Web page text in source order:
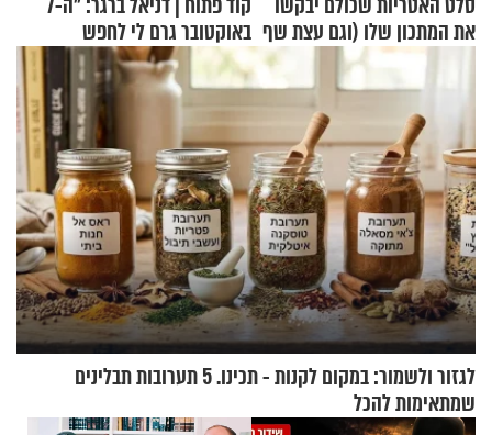
את המתכון שלו (וגם עצת שף
להגשת הרוטב)
באוקטובר גרם לי לחפש
תשובות"
לגזור ולשמור: במקום לקנות - תכינו. 5 תערובות תבלינים
שמתאימות להכל